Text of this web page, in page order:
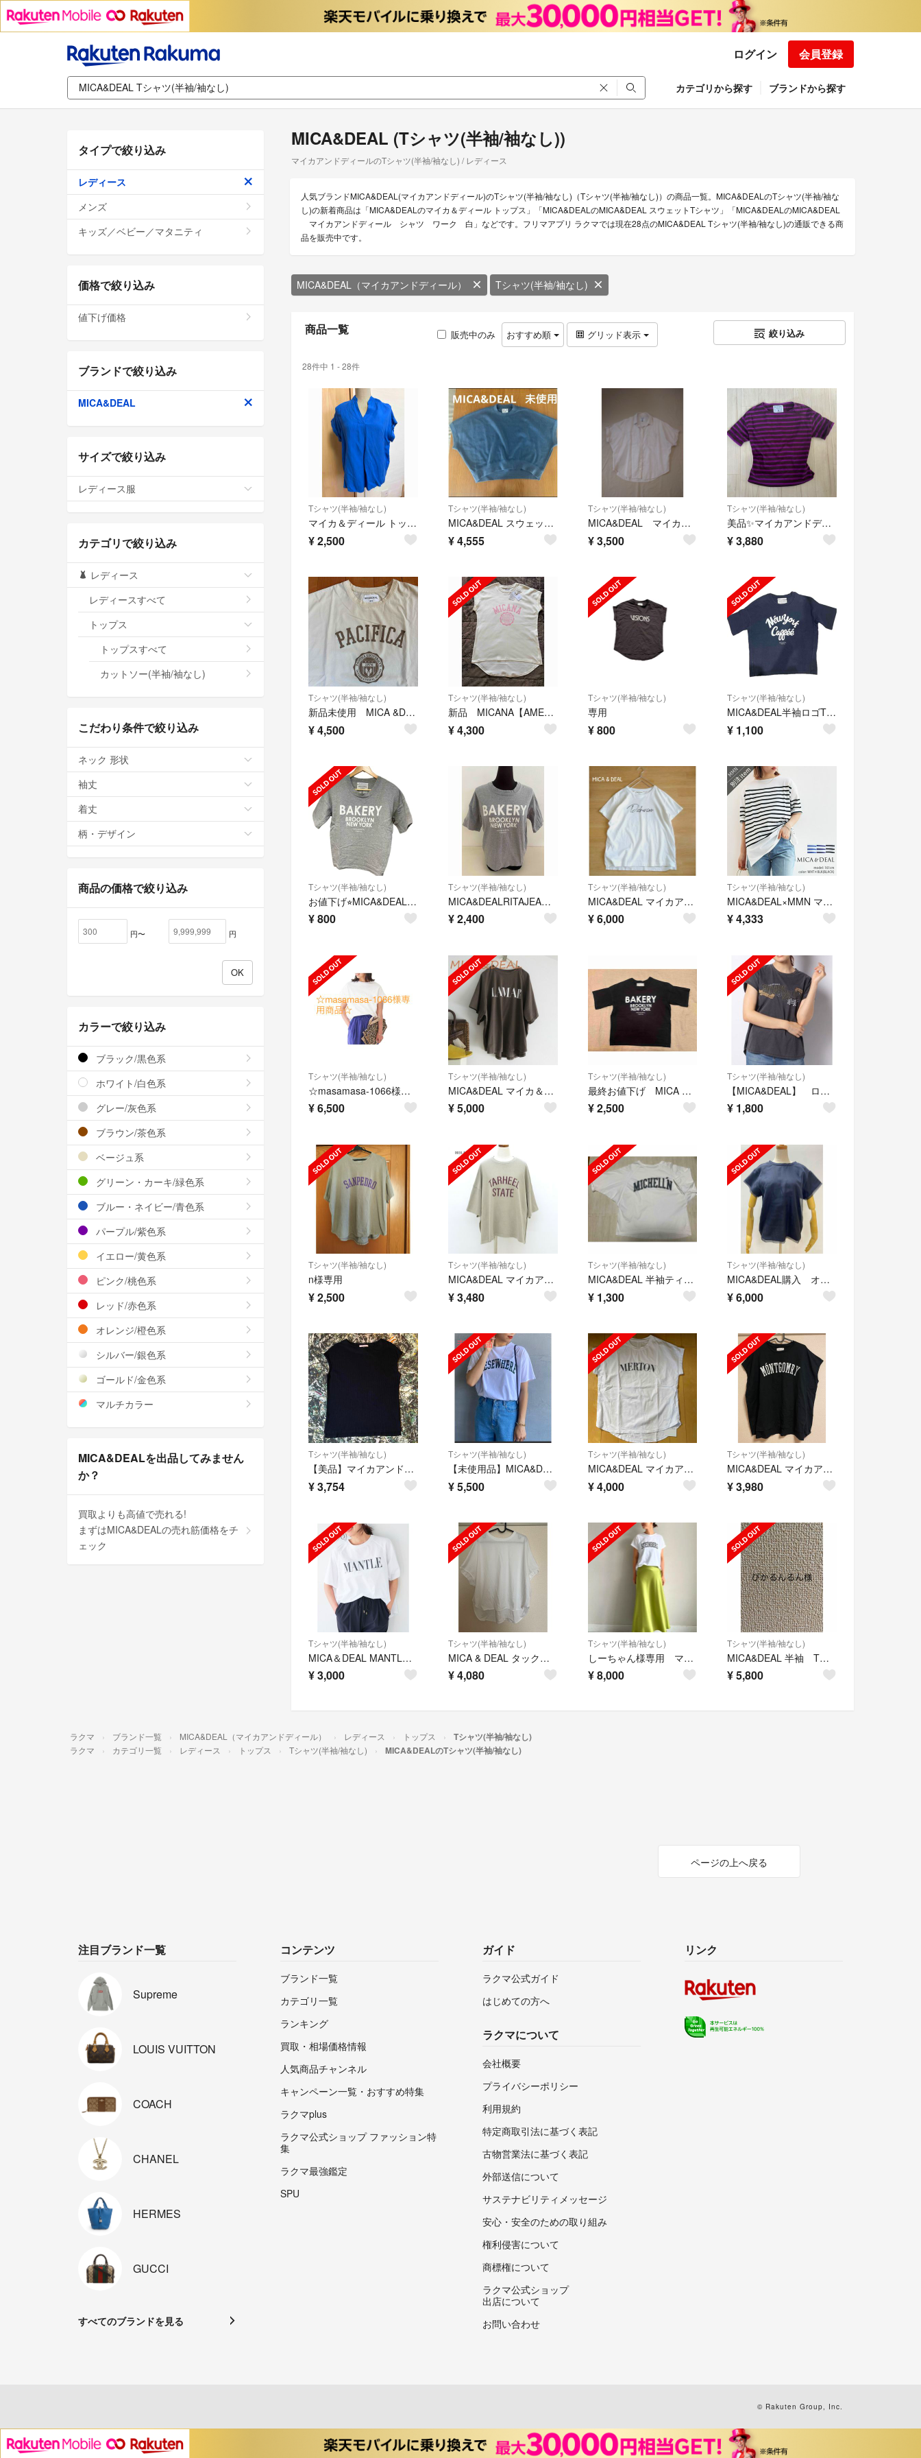
ログイン 会員登録
カテゴリから探す ブランドから探す
MICA&DEAL (Tシャツ(半袖/袖なし))
マイカアンドディールのTシャツ(半袖/袖なし) / レディース
人気ブランドMICA&DEAL(マイカアンドディール)のTシャツ(半袖/袖なし)（Tシャツ(半袖/袖なし)）の商品一覧。MICA&DEALのTシャツ(半袖/袖な
し)の新着商品は「MICA&DEALのマイカ＆ディール トップス」「MICA&DEALのMICA&DEAL スウェットTシャツ」「MICA&DEALのMICA&DEAL
マイカアンドディール シャツ ワーク 白」などです。フリマアプリ ラクマでは現在28点のMICA&DEAL Tシャツ(半袖/袖なし)の通販できる商
品を販売中です。
MICA&DEAL（マイカアンドディール） Tシャツ(半袖/袖なし)
商品一覧 販売中のみ おすすめ順 グリッド表示 絞り込み
28件中 1 - 28件
Tシャツ(半袖/袖なし)
マイカ＆ディール トップス
¥2,500
Tシャツ(半袖/袖なし)
MICA&DEAL スウェットTシャツ
¥4,555
Tシャツ(半袖/袖なし)
MICA&DEAL マイカアンドディール シャツ ワーク 白
¥3,500
Tシャツ(半袖/袖なし)
美品✨マイカアンドディール バックギャザー ボーダーTシャツ 紫×茶 フリー
¥3,880
Tシャツ(半袖/袖なし)
新品未使用 MICA &DEAL Tシャツ
¥4,500
Tシャツ(半袖/袖なし)
新品 MICANA【AMERICANA】×【MICA＆DEAL】ロゴTシャツ
¥4,300
Tシャツ(半袖/袖なし)
専用
¥800
Tシャツ(半袖/袖なし)
MICA&DEAL半袖ロゴTシャツ 紺色
¥ 1,100
Tシャツ(半袖/袖なし)
お値下げ⭐︎MICA&DEAL半袖ロゴTシャツ グレー
¥800
Tシャツ(半袖/袖なし)
MICA&DEALRITAJEANSマイカ＆ディールリタジーンズ半袖Tシャツ
¥2,400
Tシャツ(半袖/袖なし)
MICA&DEAL マイカアンドディール 英字ロゴ 日本製 Tシャツ ホワイト
¥6,000
Tシャツ(半袖/袖なし)
MICA&DEAL×MMN マイカアンドディール パネルボーダー Tシャツ
¥4,333
Tシャツ(半袖/袖なし)
☆masamasa-1066様専用商品☆MICA &DEAL 半袖 プルオーバー
¥6,500
Tシャツ(半袖/袖なし)
MICA&DEAL マイカ＆ディール Tシャツ きれい目 大人
¥5,000
Tシャツ(半袖/袖なし)
最終お値下げ MICA & DEAL BAKERY Tシャツ サイズ36 黒
¥2,500
Tシャツ(半袖/袖なし)
【MICA&DEAL】 ロゴROCK Tシャツ
¥ 1,800
Tシャツ(半袖/袖なし)
n様専用
¥2,500
Tシャツ(半袖/袖なし)
MICA&DEAL マイカアンドディール ピグメントバイオサイドスリットTシャツ
¥3,480
Tシャツ(半袖/袖なし)
MICA&DEAL 半袖ティシャツ
¥ 1,300
Tシャツ(半袖/袖なし)
MICA&DEAL購入 オーガンジー重ねTシャツ ネイビー
¥6,000
Tシャツ(半袖/袖なし)
【美品】マイカアンドディール-MICA&DEAL-ボートネックカットソー
¥3,754
Tシャツ(半袖/袖なし)
【未使用品】MICA&DEAL マイカアンドディール ロゴTシャツ
¥5,500
Tシャツ(半袖/袖なし)
MICA&DEAL マイカアンドディール Tシャツ 新品
¥4,000
Tシャツ(半袖/袖なし)
MICA&DEAL マイカアンドディール ロゴTシャツ
¥3,980
Tシャツ(半袖/袖なし)
MICA＆DEAL MANTLE ロゴT
¥3,000
Tシャツ(半袖/袖なし)
MICA & DEAL タックスリーブプルオーバー 白
¥4,080
Tシャツ(半袖/袖なし)
しーちゃん様専用 マイカアンドディール ロゴTシャツ
¥8,000
Tシャツ(半袖/袖なし)
MICA&DEAL 半袖 Tシャツ(グリーン)新品未使用 タグ付き
¥5,800
タイプで絞り込み
レディース
メンズ
キッズ／ベビー／マタニティ
価格で絞り込み
値下げ価格
ブランドで絞り込み
MICA&DEAL
サイズで絞り込み
レディース服
カテゴリで絞り込み
レディース
レディースすべて
トップス
トップスすべて
カットソー(半袖/袖なし)
こだわり条件で絞り込み
ネック 形状
袖丈
着丈
柄・デザイン
商品の価格で絞り込み
円〜 円
カラーで絞り込み
ブラック/黒色系
ホワイト/白色系
グレー/灰色系
ブラウン/茶色系
ベージュ系
グリーン・カーキ/緑色系
ブルー・ネイビー/青色系
パープル/紫色系
イエロー/黄色系
ピンク/桃色系
レッド/赤色系
オレンジ/橙色系
シルバー/銀色系
ゴールド/金色系
マルチカラー
MICA&DEALを出品してみません
か？
買取よりも高値で売れる!
まずはMICA&DEALの売れ筋価格をチ
ェック
ラクマ ブランド一覧 MICA&DEAL（マイカアンドディール） レディース トップス Tシャツ(半袖/袖なし)
ラクマ カテゴリ一覧 レディース トップス Tシャツ(半袖/袖なし) MICA&DEALのTシャツ(半袖/袖なし)
ページの上へ戻る
注目ブランド一覧
Supreme
LOUIS VUITTON
COACH
CHANEL
HERMES
GUCCI
すべてのブランドを見る
コンテンツ
ブランド一覧
カテゴリ一覧
ランキング
買取・相場価格情報
人気商品チャンネル
キャンペーン一覧・おすすめ特集
ラクマplus
ラクマ公式ショップ ファッション特
集
ラクマ最強鑑定
SPU
ガイド
ラクマ公式ガイド
はじめての方へ
ラクマについて
会社概要
プライバシーポリシー
利用規約
特定商取引法に基づく表記
古物営業法に基づく表記
外部送信について
サステナビリティメッセージ
安心・安全のための取り組み
権利侵害について
商標権について
ラクマ公式ショップ
出店について
お問い合わせ
リンク
© Rakuten Group, Inc.